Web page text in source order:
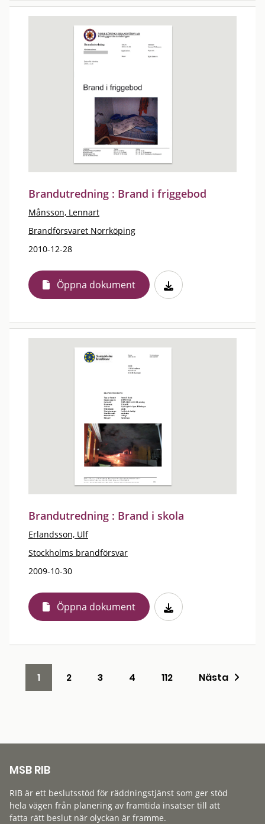
Brandutredning : Brand i friggebod
Månsson, Lennart
Brandförsvaret Norrköping
2010-12-28
Öppna dokument
Brandutredning : Brand i skola
Erlandsson, Ulf
Stockholms brandförsvar
2009-10-30
Öppna dokument
1 2 3 4 112 Nästa
MSB RIB
RIB är ett beslutsstöd för räddningstjänst som ger stöd
hela vägen från planering av framtida insatser till att
fatta rätt beslut när olyckan är framme.